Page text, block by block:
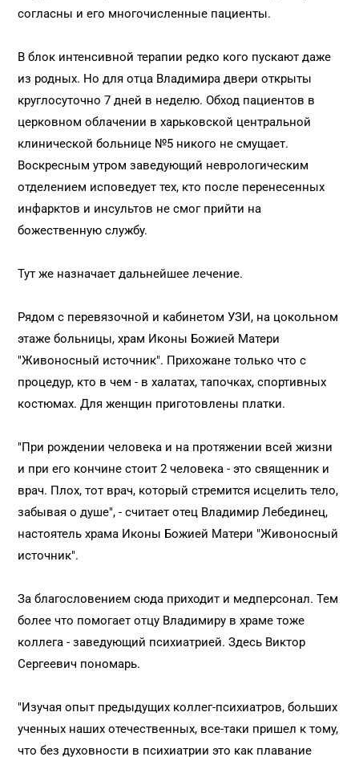
согласны и его многочисленные пациенты.
В блок интенсивной терапии редко кого пускают даже
из родных. Но для отца Владимира двери открыты
круглосуточно 7 дней в неделю. Обход пациентов в
церковном облачении в харьковской центральной
клинической больнице №5 никого не смущает.
Воскресным утром заведующий неврологическим
отделением исповедует тех, кто после перенесенных
инфарктов и инсультов не смог прийти на
божественную службу.
Тут же назначает дальнейшее лечение.
Рядом с перевязочной и кабинетом УЗИ, на цокольном
этаже больницы, храм Иконы Божией Матери
"Живоносный источник". Прихожане только что с
процедур, кто в чем - в халатах, тапочках, спортивных
костюмах. Для женщин приготовлены платки.
"При рождении человека и на протяжении всей жизни
и при его кончине стоит 2 человека - это священник и
врач. Плох, тот врач, который стремится исцелить тело,
забывая о душе", - считает отец Владимир Лебединец,
настоятель храма Иконы Божией Матери "Живоносный
источник".
За благословением сюда приходит и медперсонал. Тем
более что помогает отцу Владимиру в храме тоже
коллега - заведующий психиатрией. Здесь Виктор
Сергеевич пономарь.
"Изучая опыт предыдущих коллег-психиатров, больших
ученных наших отечественных, все-таки пришел к тому,
что без духовности в психиатрии это как плавание